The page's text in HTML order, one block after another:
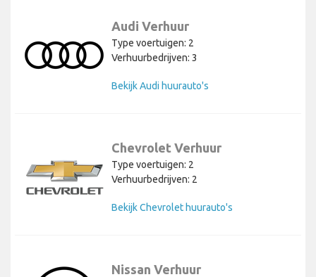
Audi Verhuur
Type voertuigen: 2
Verhuurbedrijven: 3
Bekijk Audi huurauto's
Chevrolet Verhuur
Type voertuigen: 2
Verhuurbedrijven: 2
Bekijk Chevrolet huurauto's
Nissan Verhuur